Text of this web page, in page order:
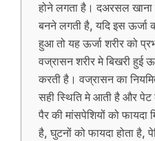
होने लगता है। दअरसल
बनने लगती है, यदि इस ऊर्जा
हुआ तो यह ऊर्जा शरीर को
वज्रासन शरीर मे बिखरी हुई
करती है। वज्रासन का
सही स्थिति मे आती है और पेट
पैर की मांसपेशियों को फायदा
है, घुटनों को फायदा होता है,